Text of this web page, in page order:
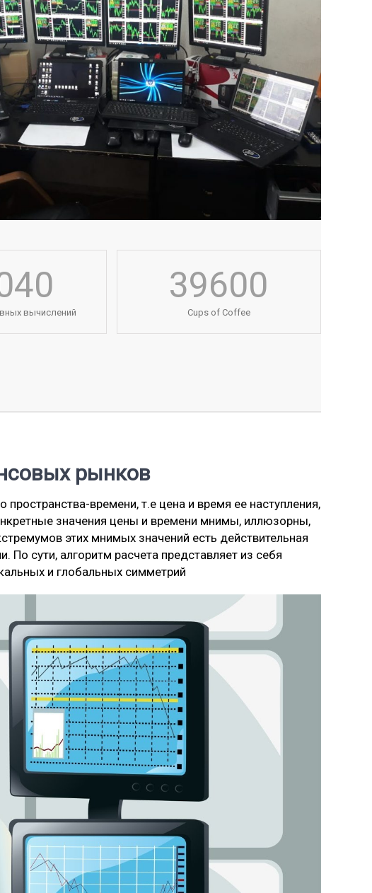
вычислений
39600
Cups of Coffee
рынков
времени, т.е цена и время ее наступления,
значения цены и времени мнимы, иллюзорны,
этих мнимых значений есть действительная
По сути, алгоритм расчета представляет из себя
и глобальных симметрий